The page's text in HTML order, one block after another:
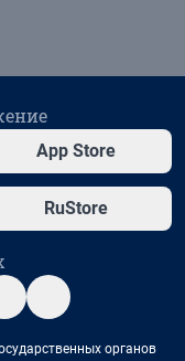
App Store
RuStore
органов